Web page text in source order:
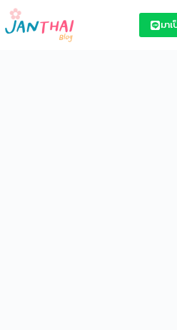
Skip
content
มา